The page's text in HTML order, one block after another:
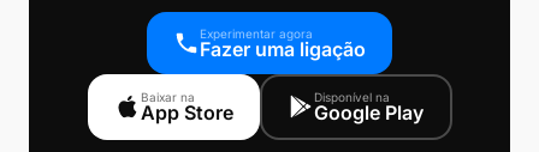
Experimentar agora
Fazer uma ligação
Baixar na
App Store
Disponível na
Google Play